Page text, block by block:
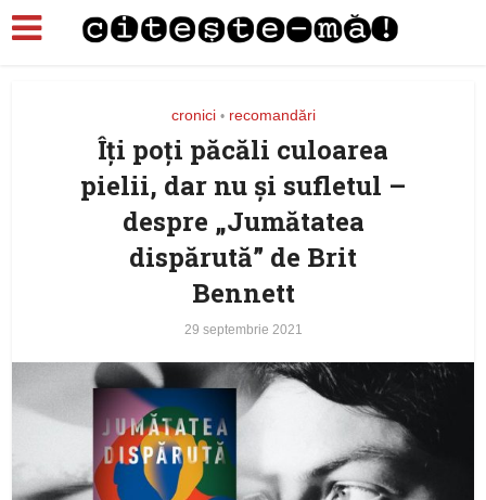
cronici • recomandări
Îți poți păcăli culoarea
pielii, dar nu și sufletul –
despre „Jumătatea
dispărută” de Brit
Bennett
29 septembrie 2021